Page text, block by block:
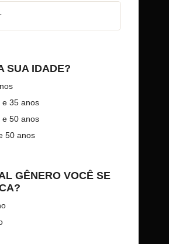
SUA IDADE?
e 35 anos
e 50 anos
50 anos
GÊNERO VOCÊ SE